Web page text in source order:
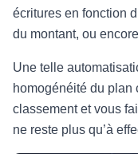
écritures en fonction
du montant, ou
Une telle
homogénéité du plan
classement et vous
ne reste plus qu’à